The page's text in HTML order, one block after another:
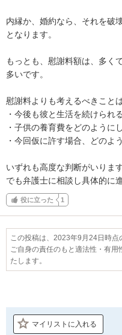
内縁か、婚約なら、それを破
となります。
もっとも、慰謝料額は、多く
多いです。
慰謝料よりも考えるべきこと
・今後も彼と生活を続けられ
・子供の養育費をどのように
・今回仮に許す場合、どのよ
いずれも高度な判断がいりま
でも弁護士に相談し具体的に
役に立った 1
この投稿は、2023年9月24日時点
ご自身の責任のもと適法性・有
たします。
マイリストに入れる